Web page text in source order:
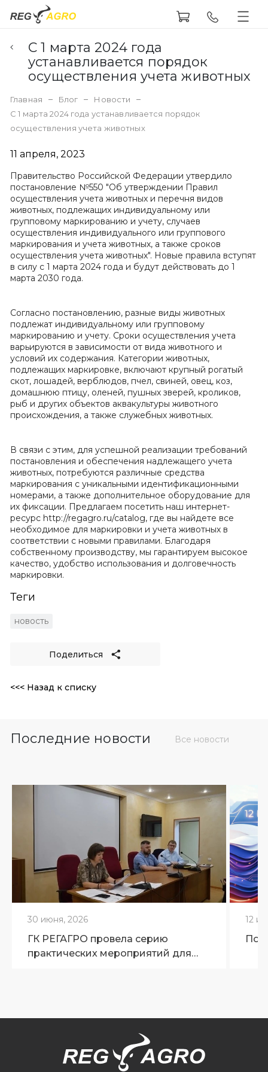
С 1 марта 2024 года
устанавливается порядок
осуществления учета животных
Главная Блог
Новости
С 1 марта 2024 года устанавливается порядок
осуществления учета животных
11 апреля, 2023
Правительство Российской Федерации утвердило
постановление №550 "Об утверждении Правил
осуществления учета животных и перечня видов
животных, подлежащих индивидуальному или
групповому маркированию и учету, случаев
осуществления индивидуального или группового
маркирования и учета животных, а также сроков
осуществления учета животных". Новые правила вступят
в силу с 1 марта 2024 года и будут действовать до 1
марта 2030 года.
Согласно постановлению, разные виды животных
подлежат индивидуальному или групповому
маркированию и учету. Сроки осуществления учета
варьируются в зависимости от вида животного и
условий их содержания. Категории животных,
подлежащих маркировке, включают крупный рогатый
скот, лошадей, верблюдов, пчел, свиней, овец, коз,
домашнюю птицу, оленей, пушных зверей, кроликов,
рыб и других объектов аквакультуры животного
происхождения, а также служебных животных.
В связи с этим, для успешной реализации требований
постановления и обеспечения надлежащего учета
животных, потребуются различные средства
маркирования с уникальными идентификационными
номерами, а также дополнительное оборудование для
их фиксации. Предлагаем посетить наш интернет-
ресурс http://regagro.ru/catalog, где вы найдете все
необходимое для маркировки и учета животных в
соответствии с новыми правилами. Благодаря
собственному производству, мы гарантируем высокое
качество, удобство использования и долговечность
маркировки.
Теги
новость
Поделиться
<<< Назад к списку
Последние новости Все новости
30 июня, 2026
ГК РЕГАГРО провела серию
практических мероприятий для
12